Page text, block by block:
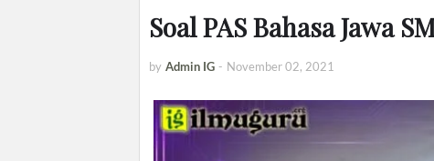
Soal PAS Bahasa Jawa
by Admin IG - November 02, 2021